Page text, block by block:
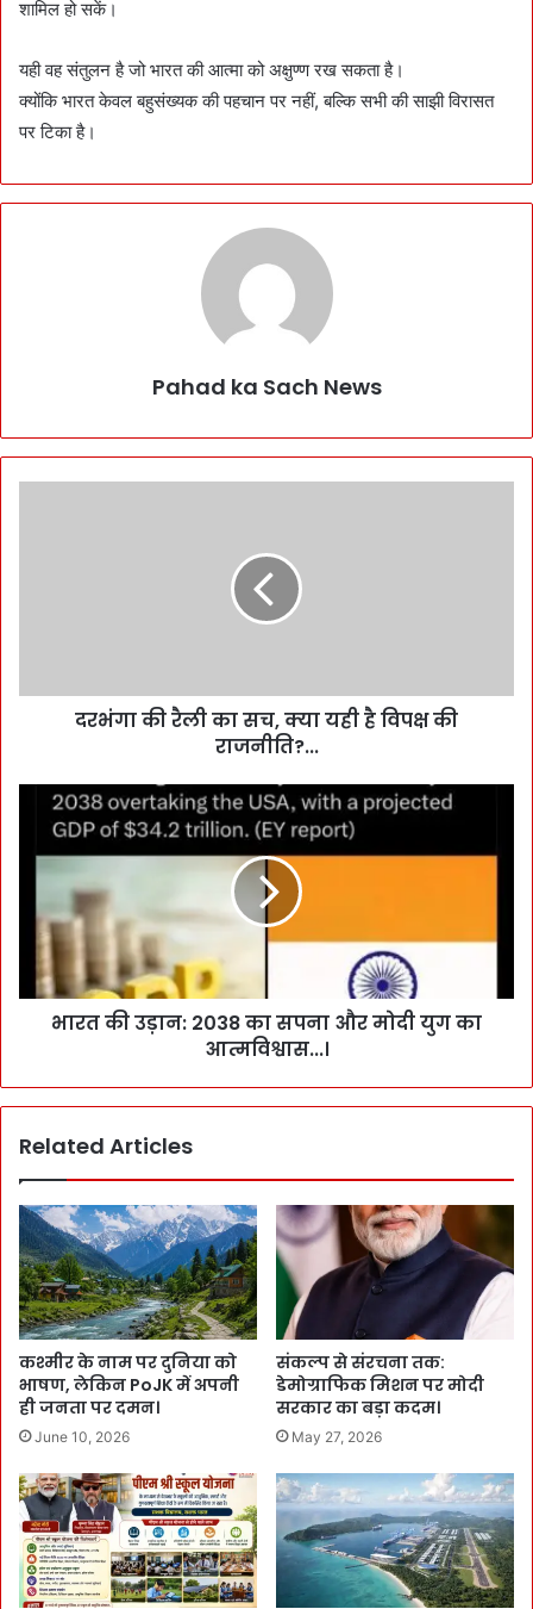
शामिल हो सकें।
यही वह संतुलन है जो भारत की आत्मा को अक्षुण्ण रख सकता है।
क्योंकि भारत केवल बहुसंख्यक की पहचान पर नहीं, बल्कि सभी की साझी विरासत
पर टिका है।
Pahad ka Sach News
दरभंगा की रैली का सच, क्या यही है विपक्ष की
राजनीति?...
भारत की उड़ान: 2038 का सपना और मोदी युग का
आत्मविश्वास...।
Related Articles
कश्मीर के नाम पर दुनिया को
भाषण, लेकिन PoJK में अपनी
ही जनता पर दमन।
June 10, 2026
संकल्प से संरचना तक:
डेमोग्राफिक मिशन पर मोदी
सरकार का बड़ा कदम।
May 27, 2026